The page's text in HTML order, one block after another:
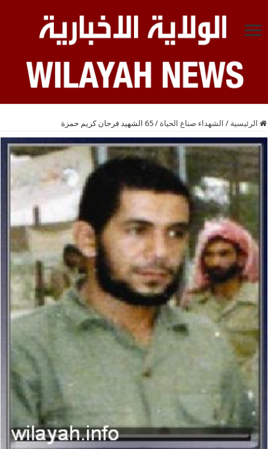
الرئيسية / الشهداء صناع الحياة / 65 الشهيد فرحان كريم حمزة